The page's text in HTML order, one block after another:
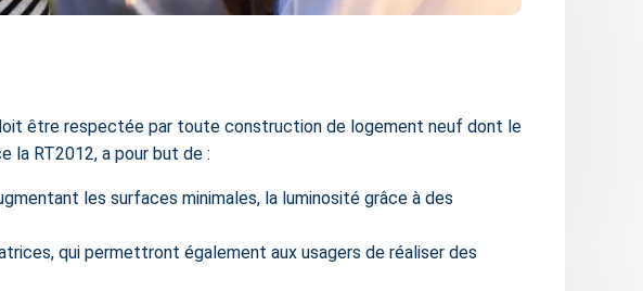
être respectée par toute construction de logement neuf dont le
la RT2012, a pour but de :
les surfaces minimales, la luminosité grâce à des
qui permettront également aux usagers de réaliser des